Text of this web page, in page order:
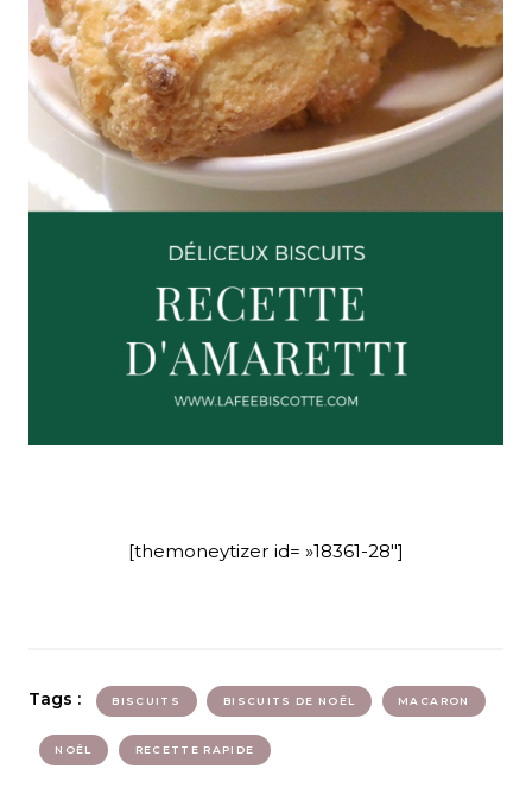
[themoneytizer id= »18361-28″]
Tags : BISCUITS BISCUITS DE NOËL MACARON
NOËL RECETTE RAPIDE